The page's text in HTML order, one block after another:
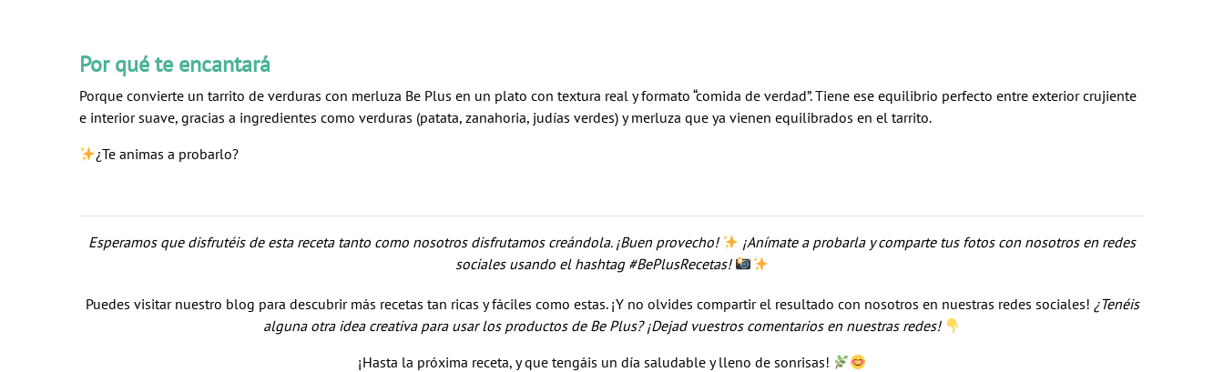
Por qué te encantará
Porque convierte un tarrito de verduras con merluza Be Plus en un plato con textura real y formato “comida de verdad”. Tiene ese equilibrio perfecto entre exterior crujiente
e interior suave, gracias a ingredientes como verduras (patata, zanahoria, judías verdes) y merluza que ya vienen equilibrados en el tarrito.
¿Te animas a probarlo?
Esperamos que disfrutéis de esta receta tanto como nosotros disfrutamos creándola. ¡Buen provecho!
¡Anímate a probarla y comparte tus fotos con nosotros en redes
sociales usando el hashtag #BePlusRecetas!
Puedes visitar nuestro blog para descubrir más recetas tan ricas y fáciles como estas. ¡Y no olvides compartir el resultado con nosotros en nuestras redes sociales! ¿Tenéis
alguna otra idea creativa para usar los productos de Be Plus? ¡Dejad vuestros comentarios en nuestras redes!
¡Hasta la próxima receta, y que tengáis un día saludable y lleno de sonrisas!